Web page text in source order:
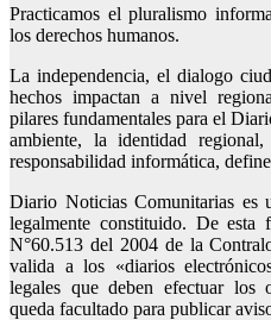
Practicamos el pluralismo
los derechos humanos.
La independencia, el dialogo
hechos impactan a nivel
pilares fundamentales para el
ambiente, la identidad
responsabilidad informática,
Diario Noticias Comunitarias es
legalmente constituido. De
N°60.513 del 2004 de la
valida a los «diarios
legales que deben efectuar los
queda facultado para publicar